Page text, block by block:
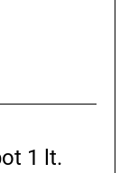
1 lt.